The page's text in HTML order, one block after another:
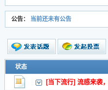
公告： 当前还未有公告
新的主题
交易帖
状态
[当下流行] 流感来袭